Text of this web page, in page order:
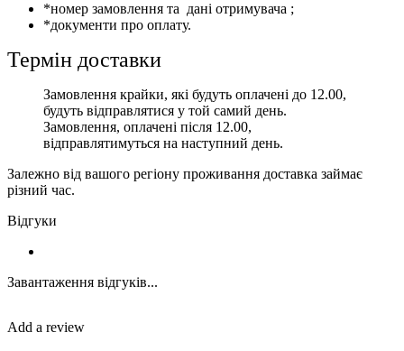
*номер замовлення та дані отримувача ;
*документи про оплату.
Термін доставки
Замовлення крайки, які будуть оплачені до 12.00,
будуть відправлятися у той самий день.
Замовлення, оплачені після 12.00,
відправлятимуться на наступний день.
Залежно від вашого регіону проживання доставка займає
різний час.
Відгуки
Завантаження відгуків...
Add a review